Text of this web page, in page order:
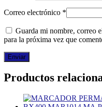
Correo electrónico *
Guarda mi nombre, correo
para la próxima vez que
Productos